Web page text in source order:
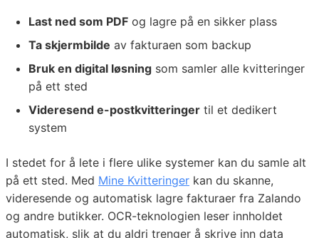
Last ned som PDF og lagre på en sikker plass
Ta skjermbilde av fakturaen som backup
Bruk en digital løsning som samler alle kvitteringer
på ett sted
Videresend e-postkvitteringer til et dedikert
system
I stedet for å lete i flere ulike systemer kan du samle alt
på ett sted. Med Mine Kvitteringer kan du skanne,
videresende og automatisk lagre fakturaer fra Zalando
og andre butikker. OCR-teknologien leser innholdet
automatisk, slik at du aldri trenger å skrive inn data